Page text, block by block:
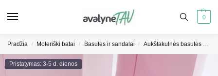
0
Pradžia / Moteriški batai / Basutės ir sandalai / Aukštakulnės basutės moterims
Pristatymas: 3-5 d. dienos